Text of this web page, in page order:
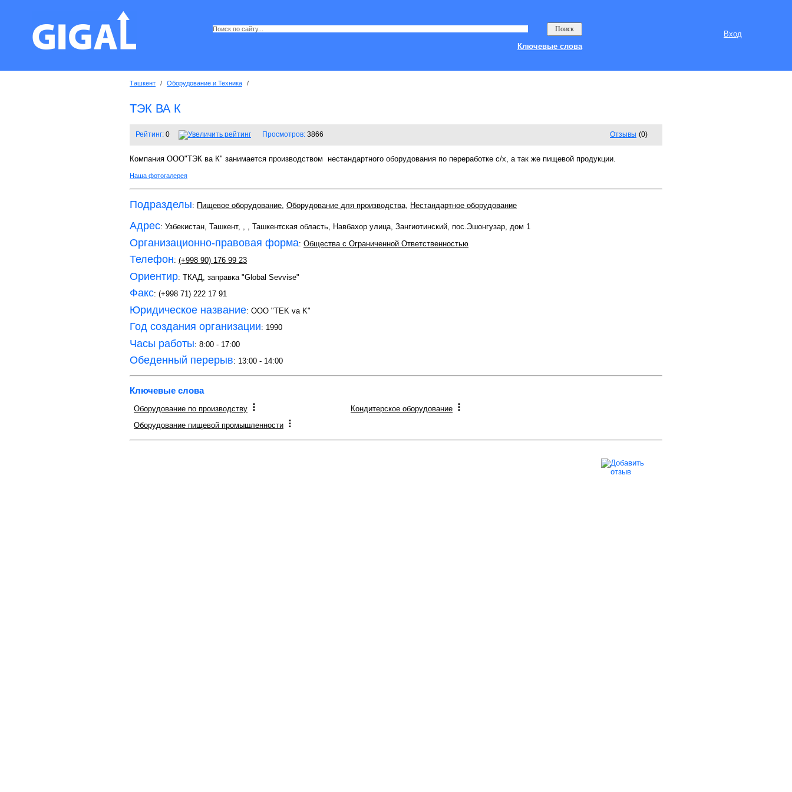
Вход
Ключевые слова
Ташкент / Оборудование и Техника /
ТЭК ВА К
Рейтинг: 0 Просмотров: 3866 Отзывы (0)
Компания OOO"ТЭК ва К" занимается производством нестандартного оборудования по переработке с/х, а так же пищевой продукции.
Наша фотогалерея
Подразделы: Пищевое оборудование, Оборудование для производства, Нестандартное оборудование
Адрес: Узбекистан, Ташкент, , , Ташкентская область, Навбахор улица, Зангиотинский, пос.Эшонгузар, дом 1
Организационно-правовая форма: Общества с Ограниченной Ответственностью
Телефон: (+998 90) 176 99 23
Ориентир: ТКАД, заправка "Global Sevvise"
Факс: (+998 71) 222 17 91
Юридическое название: OOO "TEK va K"
Год создания организации: 1990
Часы работы: 8:00 - 17:00
Обеденный перерыв: 13:00 - 14:00
Ключевые слова
Оборудование по производству
Оборудование пищевой промышленности
Кондитерское оборудование